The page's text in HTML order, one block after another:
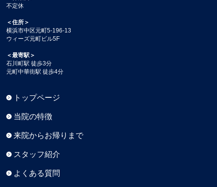
不定休
＜住所＞
横浜市中区元町5-196-13
ウィーズ元町ビル5F
＜最寄駅＞
石川町駅 徒歩3分
元町中華街駅 徒歩4分
トップページ
当院の特徴
来院からお帰りまで
スタッフ紹介
よくある質問